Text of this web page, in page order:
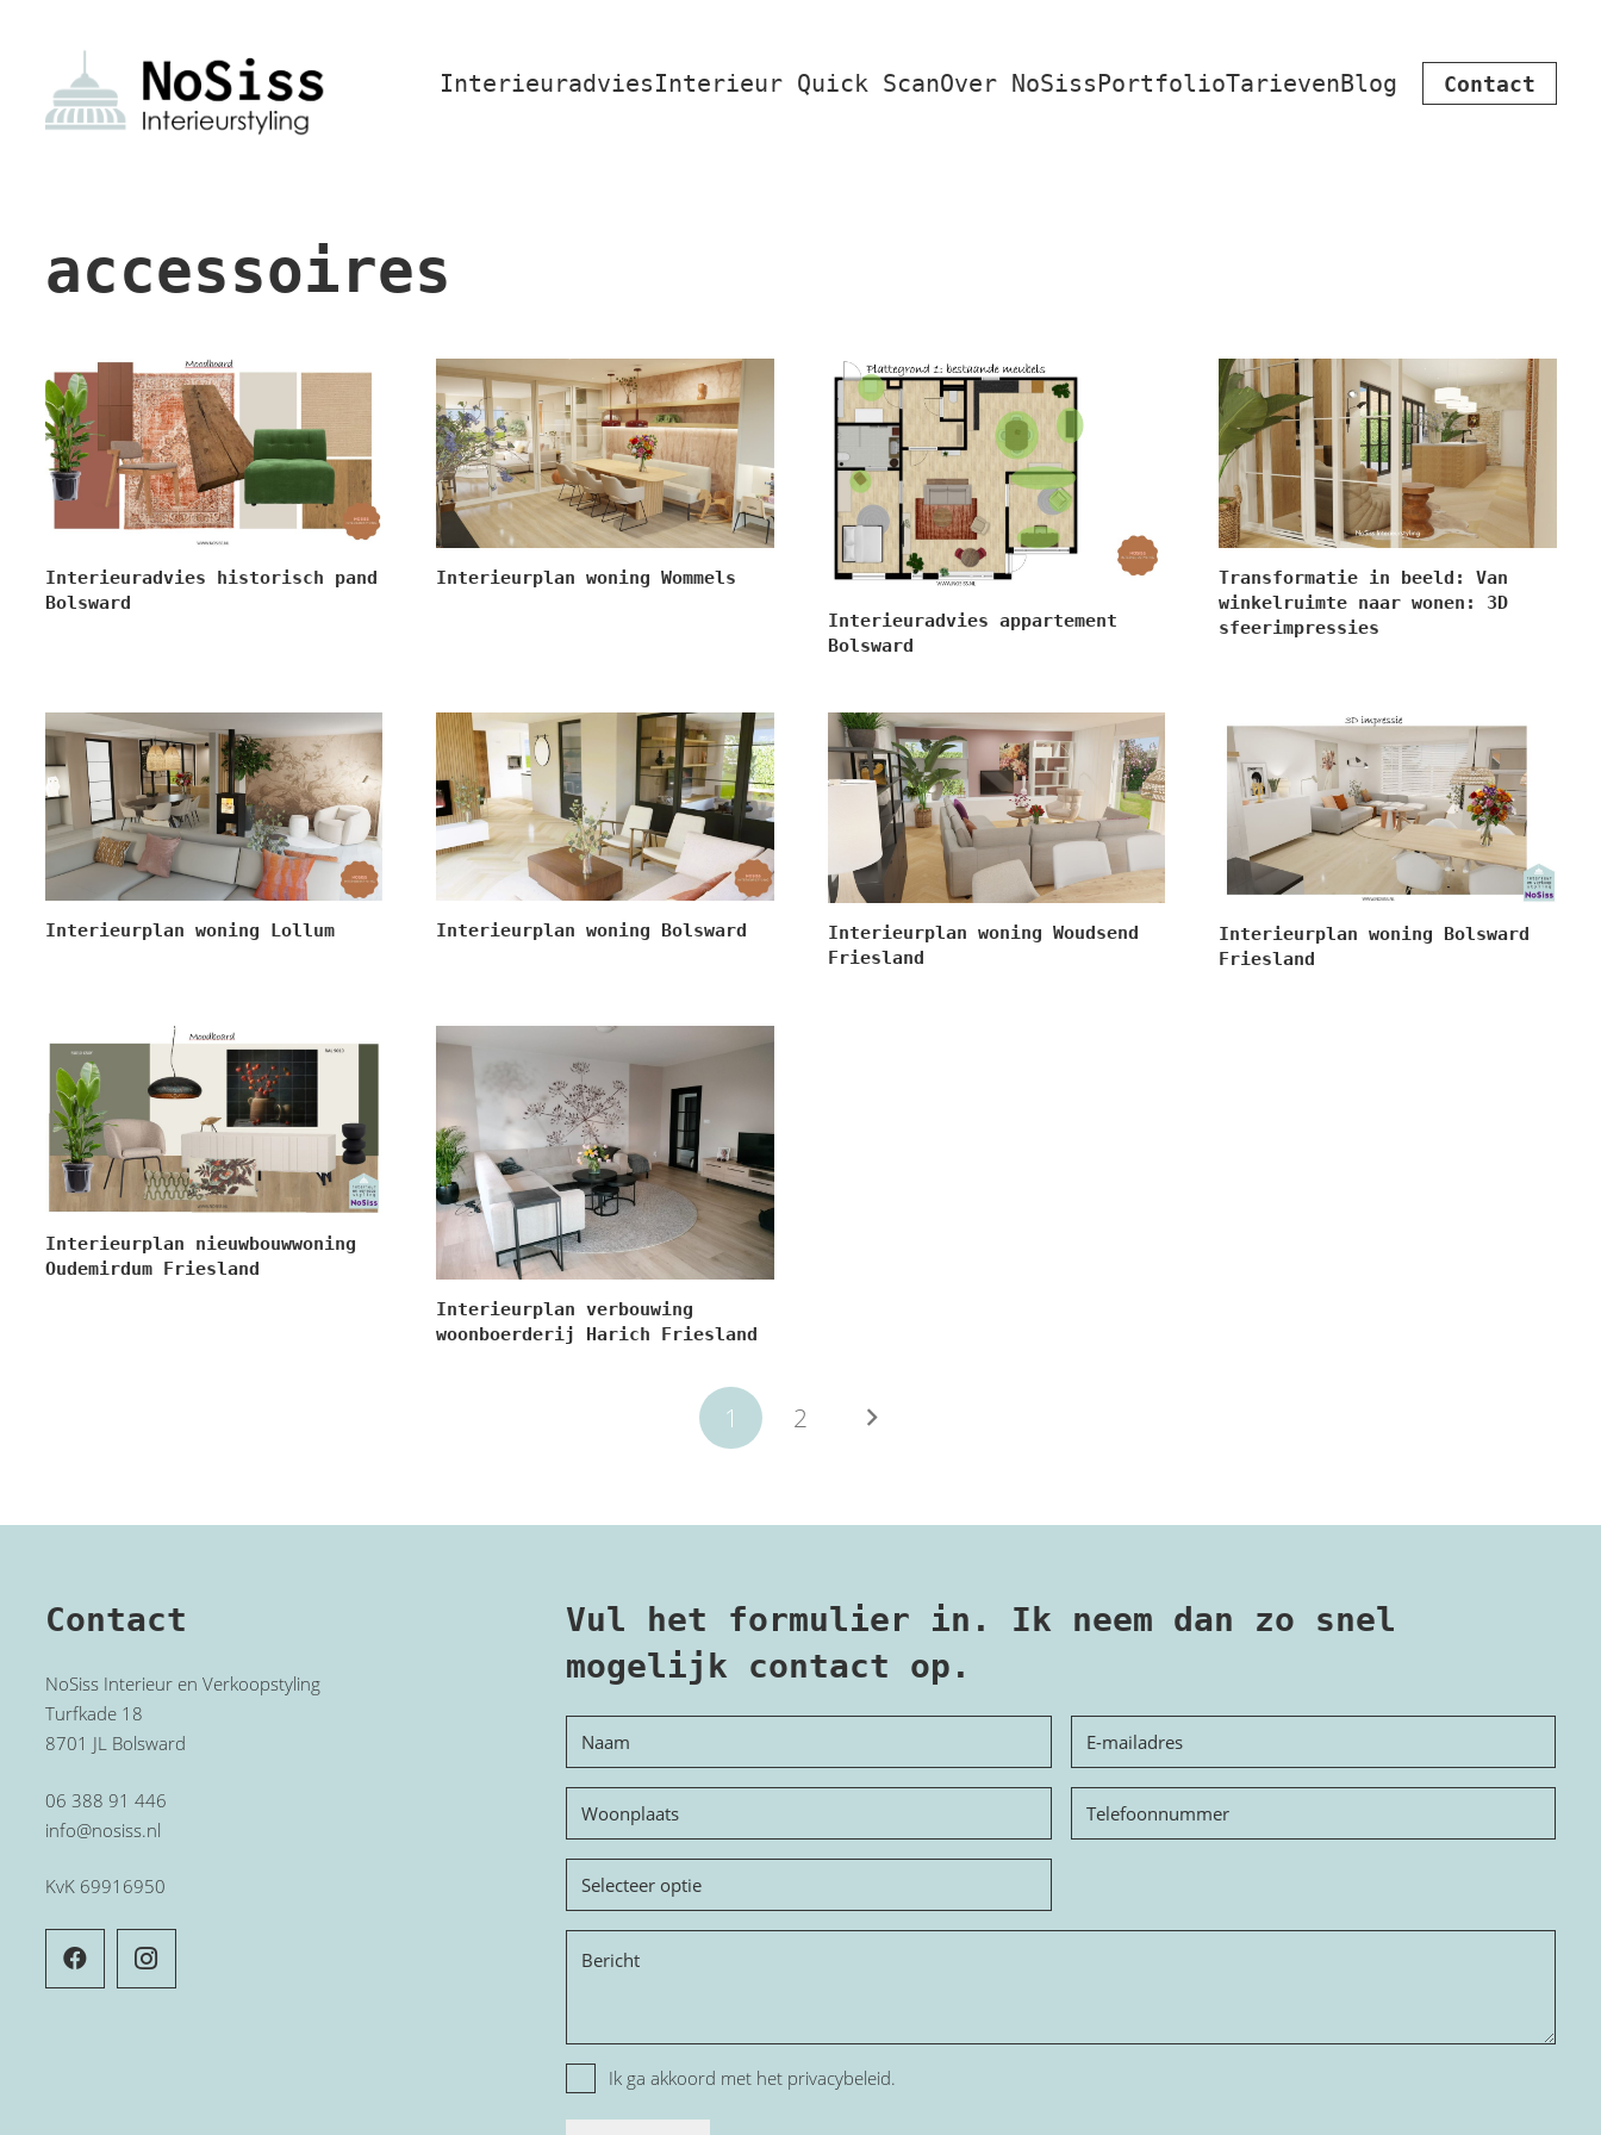
InterieuradviesInterieur Quick ScanOver NoSissPortfolioTarievenBlog Contact
accessoires
Interieuradvies historisch pand
Bolsward
Interieurplan woning Wommels
Interieuradvies appartement
Bolsward
Transformatie in beeld: Van
winkelruimte naar wonen: 3D
sfeerimpressies
Interieurplan woning Lollum Interieurplan woning Bolsward
Interieurplan woning Woudsend
Friesland
Interieurplan woning Bolsward
Friesland
Interieurplan nieuwbouwwoning
Oudemirdum Friesland
Interieurplan verbouwing
woonboerderij Harich Friesland
1 2
Contact
NoSiss Interieur en Verkoopstyling
Turfkade 18
8701 JL Bolsward
06 388 91 446
info@nosiss.nl
KvK 69916950
Vul het formulier in. Ik neem dan zo snel
mogelijk contact op.
Woonplaats
Telefoon
Onderwerp
PrivacyIk ga akkoord met het privacybeleid.